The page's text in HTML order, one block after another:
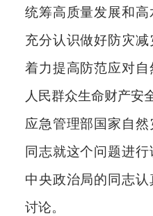
统筹高质量发展和高
充分认识做好防灾减
着力提高防范应对
人民群众生命财产安
应急管理部国家自
同志就这个问题进行
中央政治局的同志
讨论。